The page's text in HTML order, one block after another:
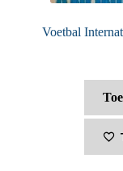
Voetbal